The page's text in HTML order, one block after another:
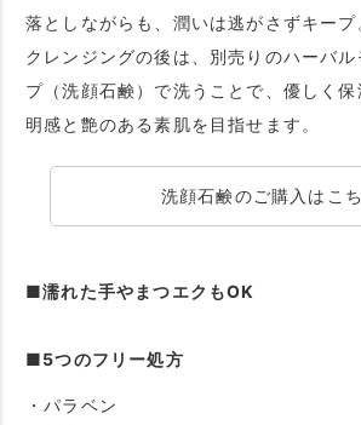
落としながらも、潤いは逃がさずキープ
クレンジングの後は、別売りのハーバ
プ（洗顔石鹸）で洗うことで、優しく
明感と艶のある素肌を目指せます。
洗顔石鹸のご購入はこ
■濡れた手やまつエクもOK
■5つのフリー処方
・パラベン